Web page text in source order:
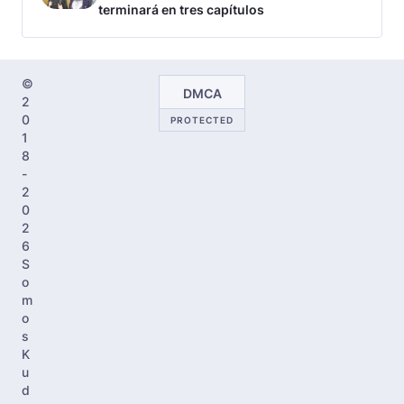
terminará en tres capítulos
©
2
0
1
8
-
2
0
2
6
S
o
m
o
s
K
u
d
DMCA
PROTECTED